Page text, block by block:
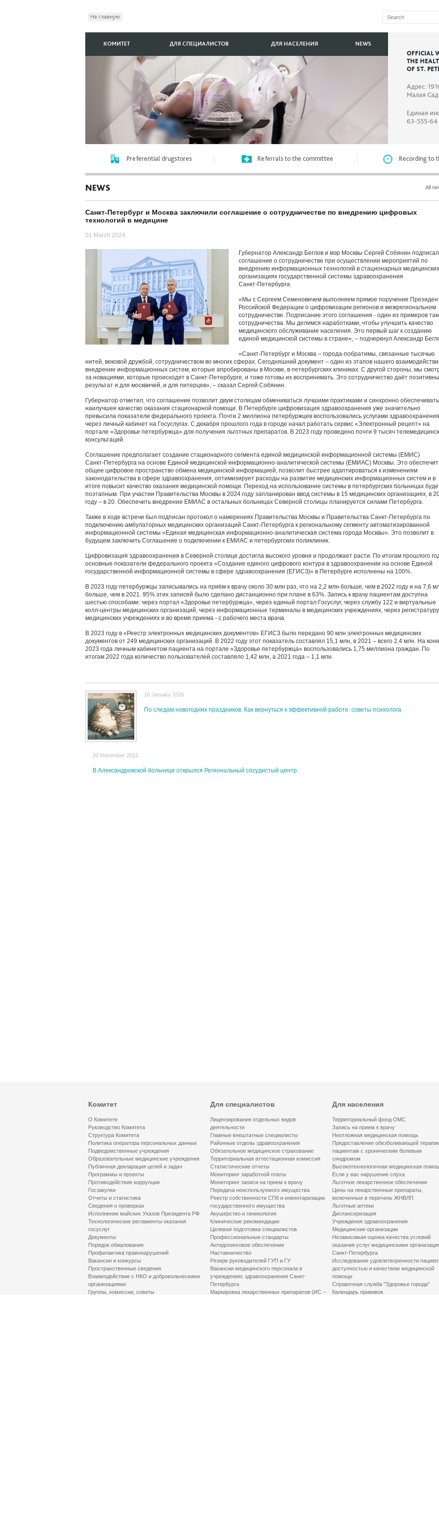
На главную
OFFICIAL
THE
OF ST.
Адрес:
Малая
Единая
63-555-64
КОМИТЕТ ДЛЯ СПЕЦИАЛИСТОВ ДЛЯ НАСЕЛЕНИЯ NEWS
Preferential drugstores Referrals to the committee Recording to
NEWS All
Санкт‑Петербург и Москва заключили соглашение о сотрудничестве по внедрению цифровых
технологий в медицине
01 March 2024
Губернатор Александр Беглов и мэр Москвы Сергей Собянин
соглашение о сотрудничестве при осуществлении мероприятий по
внедрению информационных технологий в стационарных медицинских
организациях государственной системы здравоохранения
Санкт‑Петербурга.
«Мы с Сергеем Семеновичем выполняем прямое поручение
Российской Федерации о цифровизации регионов и межрегиональном
сотрудничестве. Подписание этого соглашения - один из примеров
сотрудничества. Мы делимся наработками, чтобы улучшить качество
медицинского обслуживание населения. Это первый шаг к созданию
единой медицинской системы в стране», – подчеркнул Александр
«Санкт‑Петербург и Москва – города-побратимы, связанные тысячью
нитей, вековой дружбой, сотрудничеством во многих сферах. Сегодняшний документ – один из этапов нашего
внедрение информационных систем, которые апробированы в Москве, в петербургских клиниках. С другой стороны, мы
за новациями, которые происходят в Санкт‑Петербурге, и тоже готовы их воспринимать. Это сотрудничество даёт
результат и для москвичей, и для питерцев», – сказал Сергей Собянин.
Губернатор отметил, что соглашение позволит двум столицам обмениваться лучшими практиками и синхронно обеспечивать
наилучшее качество оказания стационарной помощи. В Петербурге цифровизация здравоохранения уже значительно
превысила показатели федерального проекта. Почти 2 миллиона петербуржцев воспользовались услугами здравоохранения
через личный кабинет на Госуслугах. С декабря прошлого года в городе начал работать сервис «Электронный рецепт» на
портале «Здоровье петербуржца» для получения льготных препаратов. В 2023 году проведено почти 9 тысяч
консультаций.
Соглашение предполагает создание стационарного сегмента единой медицинской информационной системы (ЕМИС)
Санкт‑Петербурга на основе Единой медицинской информационно-аналитической системы (ЕМИАС) Москвы. Это обеспечит
общее цифровое пространство обмена медицинской информацией, позволит быстрее адаптироваться к изменениям
законодательства в сфере здравоохранения, оптимизирует расходы на развитие медицинских информационных систем и в
итоге повысит качество оказания медицинской помощи. Переход на использование системы в петербургских больницах
поэтапным. При участии Правительства Москвы в 2024 году запланирован ввод системы в 15 медицинских организациях, в
году – в 20. Обеспечить внедрение ЕМИАС в остальных больницах Северной столицы планируется силами Петербурга.
Также в ходе встречи был подписан протокол о намерениях Правительства Москвы и Правительства Санкт‑Петербурга по
подключению амбулаторных медицинских организаций Санкт‑Петербурга к региональному сегменту автоматизированной
информационной системы «Единая медицинская информационно-аналитическая система города Москвы». Это позволит в
будущем заключить Соглашение о подключении к ЕМИАС и петербургских поликлиник.
Цифровизация здравоохранения в Северной столице достигла высокого уровня и продолжает расти. По итогам прошлого
основные показатели федерального проекта «Создание единого цифрового контура в здравоохранении на основе Единой
государственной информационной системы в сфере здравоохранения (ЕГИСЗ)» в Петербурге исполнены на 100%.
В 2023 году петербуржцы записывались на приём к врачу около 30 млн раз, что на 2,2 млн больше, чем в 2022 году и на 7,6
больше, чем в 2021. 95% этих записей было сделано дистанционно при плане в 63%. Запись к врачу пациентам доступна
шестью способами: через портал «Здоровье петербуржца», через единый портал Госуслуг, через службу 122 и виртуальные
колл-центры медицинских организаций, через информационные терминалы в медицинских учреждениях, через
медицинских учреждениях и во время приема - с рабочего места врача.
В 2023 году в «Реестр электронных медицинских документов» ЕГИСЗ было передано 90 млн электронных медицинских
документов от 249 медицинских организаций. В 2022 году этот показатель составлял 15,1 млн, в 2021 – всего 2,4 млн. На
2023 года личным кабинетом пациента на портале «Здоровье петербуржца» воспользовались 1,75 миллиона граждан. По
итогам 2022 года количество пользователей составляло 1,42 млн, а 2021 года – 1,1 млн.
16 January 2026
По следам новогодних праздников. Как вернуться к эффективной работе: советы психолога
20 November 2013
В Александровской больнице открылся Региональный сосудистый центр
Комитет
О Комитете
Руководство Комитета
Структура Комитета
Политика оператора персональных данных
Подведомственные учреждения
Образовательные медицинские учреждения
Публичная декларация целей и задач
Программы и проекты
Противодействие коррупции
Госзакупки
Отчеты и статистика
Сведения о проверках
Исполнение майских Указов Президента РФ
Технологические регламенты оказания
госуслуг
Документы
Порядок обжалования
Профилактика правонарушений
Вакансии и конкурсы
Пространственные сведения
Взаимодействие с НКО и добровольческими
организациями
Группы, комиссии, советы
Для специалистов
Лицензирование отдельных видов
деятельности
Главные внештатные специалисты
Районные отделы здравоохранения
Обязательное медицинское страхование
Территориальная аттестационная комиссия
Статистические отчеты
Мониторинг заработной платы
Мониторинг записи на прием к врачу
Передача неиспользуемого имущества
Реестр собственности СПб и инвентаризации
государственного имущества
Акушерство и гинекология
Клинические рекомендации
Целевая подготовка специалистов
Профессиональные стандарты
Антидопинговое обеспечение
Наставничество
Резерв руководителей ГУП и ГУ
Вакансии медицинского персонала в
учреждениях здравоохранения Санкт-
Петербурга
Маркировка лекарственных препаратов (ИС –
Для населения
Территориальный фонд ОМС
Запись на прием к врачу
Неотложная медицинская помощь
Предоставление обезболивающей
пациентам с хроническим болевым
синдромом
Высокотехнологичная медицинская
Если у вас нарушение слуха
Льготное лекарственное обеспечение
Цены на лекарственные препараты,
включенные в перечень ЖНВЛП
Льготные аптеки
Диспансеризация
Учреждения здравоохранения
Медицинские организации
Независимая оценка качества условий
оказания услуг медицинскими
Санкт-Петербурга
Исследование удовлетворенности
доступностью и качеством медицинской
помощи
Справочная служба "Здоровье города"
Календарь прививок